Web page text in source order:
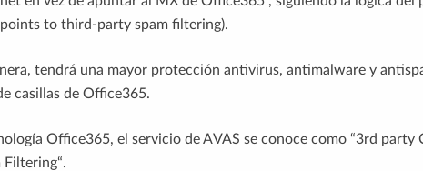
to third-party spam filtering).
tendrá una mayor protección antivirus, antimalware y
casillas de Office365.
Office365, el servicio de AVAS se conoce como “3rd party
Filtering“.